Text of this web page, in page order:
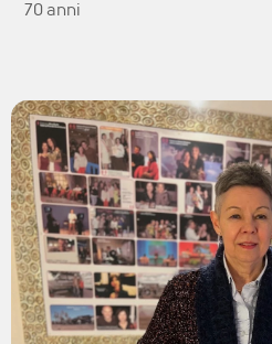
70 anni